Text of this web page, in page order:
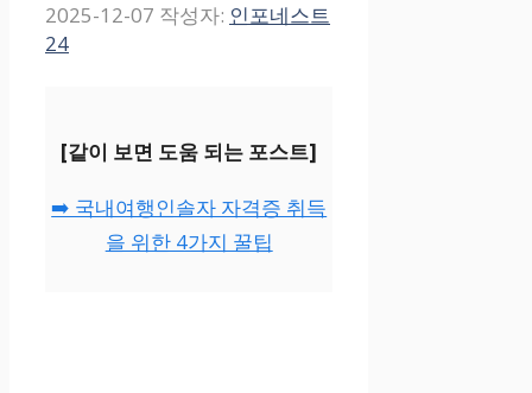
2025-12-07 작성자: 인포네스트
24
[같이 보면 도움 되는 포스트]
➡️ 국내여행인솔자 자격증 취득
을 위한 4가지 꿀팁